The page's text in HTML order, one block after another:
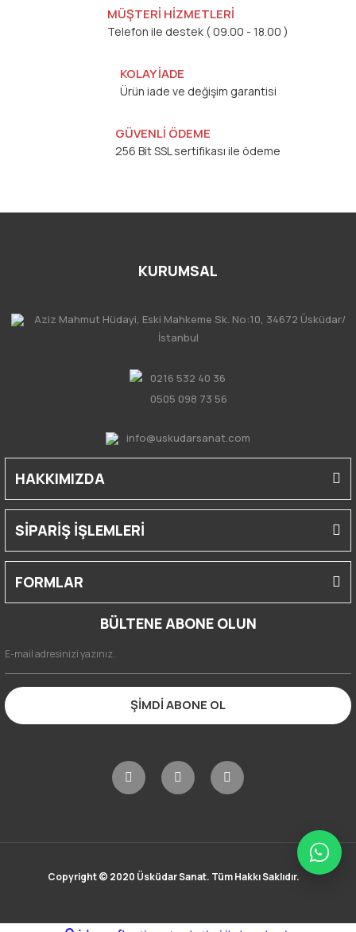
MÜŞTERİ HİZMETLERİ
Telefon ile destek ( 09.00 - 18.00 )
KOLAY İADE
Ürün iade ve değişim garantisi
GÜVENLİ ÖDEME
256 Bit SSL sertifikası ile ödeme
KURUMSAL
Aziz Mahmut Hüdayi, Eski Mahkeme Sk. No:10, 34672 Üsküdar/
İstanbul
0216 532 40 36
0505 098 73 56
info@uskudarsanat.com
HAKKIMIZDA
SİPARİŞ İŞLEMLERİ
FORMLAR
BÜLTENE ABONE OLUN
ŞİMDİ ABONE OL
Copyright © 2020 Üsküdar Sanat. Tüm Hakkı Saklıdır.